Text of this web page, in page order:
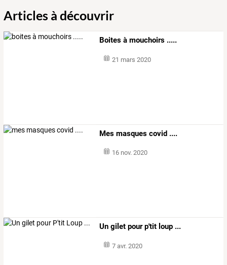
Articles à découvrir
Boites à mouchoirs .....
21 mars 2020
Mes masques covid ....
16 nov. 2020
Un gilet pour p'tit loup ...
7 avr. 2020